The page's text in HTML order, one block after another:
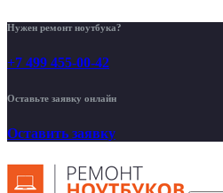
Нужен ремонт ноутбука?
+7 499 455-00-42
Оставьте заявку онлайн
Оставить заявку